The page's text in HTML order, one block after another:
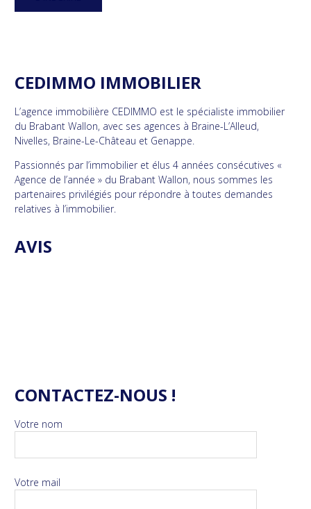
CEDIMMO IMMOBILIER
L’agence immobilière CEDIMMO est le spécialiste immobilier
du Brabant Wallon, avec ses agences à Braine-L’Alleud,
Nivelles, Braine-Le-Château et Genappe.
Passionnés par l’immobilier et élus 4 années consécutives «
Agence de l’année » du Brabant Wallon, nous sommes les
partenaires privilégiés pour répondre à toutes demandes
relatives à l’immobilier.
AVIS
CONTACTEZ-NOUS !
Votre nom
Votre mail